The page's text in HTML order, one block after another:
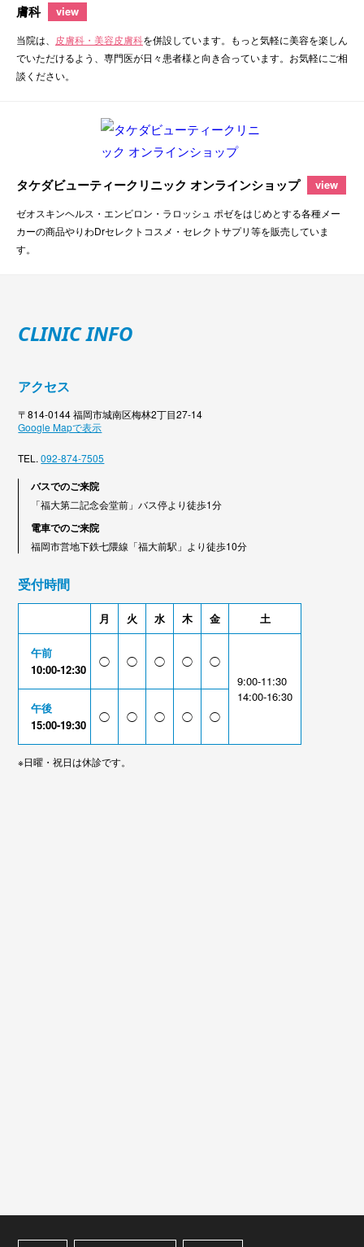
膚科
view
当院は、 皮膚科・美容皮膚科を併設しています。もっと気軽に美容を楽しん
でいただけるよう、専門医が日々患者様と向き合っています。お気軽にご相
談ください。
タケダビューティークリニック オンラインショップ view
ゼオスキンヘルス・エンビロン・ラロッシュ ポゼをはじめとする各種メー
カーの商品やりわDrセレクトコスメ・セレクトサプリ等を販売していま
す。
CLINIC INFO
アクセス
〒814-0144 福岡市城南区梅林2丁目27-14
Google Mapで表示
TEL.092-874-7505
バスでのご来院
「福大第二記念会堂前」バス停より徒歩1分
電車でのご来院
福岡市営地下鉄七隈線「福大前駅」より徒歩10分
受付時間
月 火 水 木 金 土
午前
10:00-12:30
◯ ◯ ◯ ◯
◯
9:00-11:30
14:00-16:30
午後
15:00-19:30
◯ ◯ ◯ ◯ ◯
※日曜・祝日は休診です。